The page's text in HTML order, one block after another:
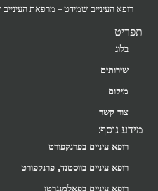
רופא העיניים שמידט – מרפאת העיניים
תפריט
בלוג
שירותים
מיקום
צור קשר
מידע נוסף:
רופא עיניים בפרנקפורט
רופא עיניים בווסטנד, פרנקפורט
רופא עיניים בפאלמנגרטן